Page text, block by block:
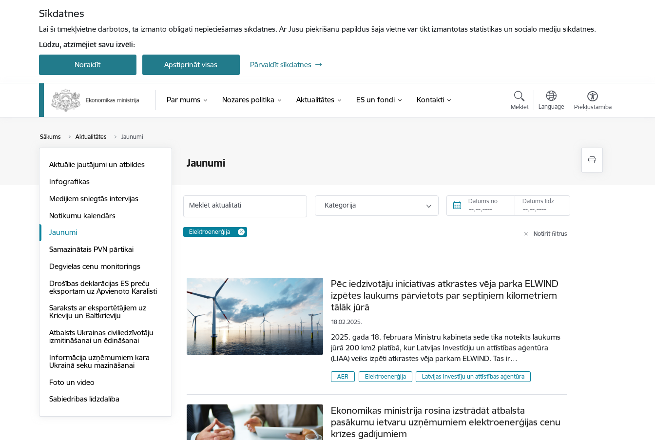
Sīkdatnes
Lai šī tīmekļvietne darbotos, tā izmanto obligāti nepieciešamās sīkdatnes. Ar Jūsu piekrišanu papildus šajā vietnē var tikt izmantotas statistikas un sociālo mediju sīkdatnes.
Lūdzu, atzīmējiet savu izvēli:
Noraidīt Apstiprināt visas Pārvaldīt sīkdatnes
Par mums Nozares politika Aktualitātes ES un fondi Kontakti
Meklēt Language Piekļūstamība
Sākums Aktualitātes Jaunumi
Jaunumi
Aktuālie jautājumi un atbildes
Infografikas
Medijiem sniegtās intervijas
Notikumu kalendārs
Jaunumi
Samazinātais PVN pārtikai
Degvielas cenu monitorings
Drošības deklarācijas ES preču
eksportam uz Apvienoto Karalisti
Saraksts ar eksportētājiem uz
Krieviju un Baltkrieviju
Atbalsts Ukrainas civiliedzīvotāju
izmitināšanai un ēdināšanai
Informācija uzņēmumiem kara
Ukrainā seku mazināšanai
Foto un video
Sabiedrības līdzdalība
Meklēt aktualitāti Kategorija Datums no Datums līdz
Elektroenerģija Notīrīt filtrus
Pēc iedzīvotāju iniciatīvas atkrastes vēja parka ELWIND
izpētes laukums pārvietots par septiņiem kilometriem
tālāk jūrā
18.02.2025.
2025. gada 18. februāra Ministru kabineta sēdē tika noteikts laukums
jūrā 200 km2 platībā, kur Latvijas Investīciju un attīstības aģentūra
(LIAA) veiks izpēti atkrastes vēja parkam ELWIND. Tas ir…
AER Elektroenerģija Latvijas Investīju un attīstības aģentūra
Ekonomikas ministrija rosina izstrādāt atbalsta
pasākumu ietvaru uzņēmumiem elektroenerģijas cenu
krīzes gadījumiem